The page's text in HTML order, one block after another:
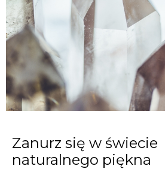
Zanurz się w świecie
naturalnego piękna